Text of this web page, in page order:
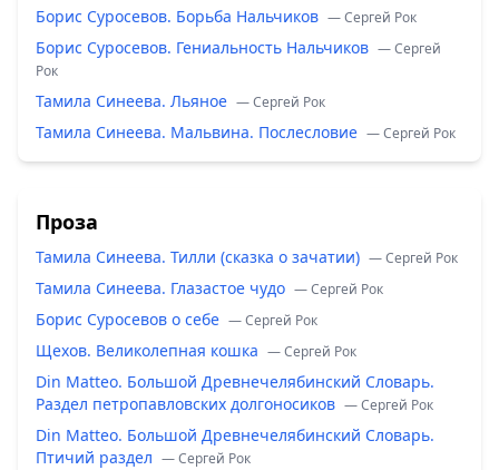
Борис Суросевов. Борьба Нальчиков — Сергей Рок
Борис Суросевов. Гениальность Нальчиков — Сергей
Рок
Тамила Синеева. Льяное — Сергей Рок
Тамила Синеева. Мальвина. Послесловие — Сергей Рок
Проза
Тамила Синеева. Тилли (сказка о зачатии) — Сергей Рок
Тамила Синеева. Глазастое чудо — Сергей Рок
Борис Суросевов о себе — Сергей Рок
Щехов. Великолепная кошка — Сергей Рок
Din Matteo. Большой Древнечелябинский Словарь.
Раздел петропавловских долгоносиков — Сергей Рок
Din Matteo. Большой Древнечелябинский Словарь.
Птичий раздел — Сергей Рок